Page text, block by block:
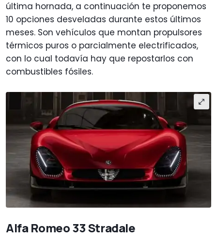
última hornada, a continuación te proponemos
10 opciones desveladas durante estos últimos
meses. Son vehículos que montan propulsores
térmicos puros o parcialmente electrificados,
con lo cual todavía hay que repostarlos con
combustibles fósiles.
Alfa Romeo 33 Stradale